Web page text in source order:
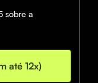
sobre a
até 12x)